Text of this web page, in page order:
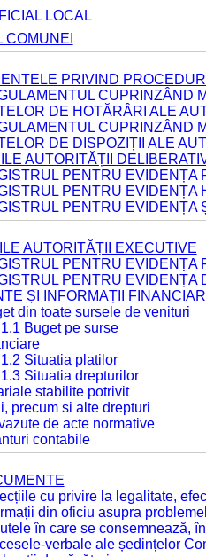
LOCAL
COMUNEI
PRIVIND
CUPRINZÂND
DE HOTĂRÂRI ALE
CUPRINZÂND
DE DISPOZIȚII ALE
AUTORITĂȚII
PENTRU EVIDENȚA
PENTRU EVIDENȚA
PENTRU EVIDENȚA
AUTORITĂȚII EXECUTIVE
PENTRU EVIDENȚA
PENTRU EVIDENȚA
ȘI INFORMAȚII
din toate sursele de venituri
Buget pe surse
Situatia platilor
Situatia drepturilor
stabilite potrivit
precum si alte drepturi
de acte normative
contabile
cu privire la legalitate,
din oficiu asupra
în care se consemnează,
verbale ale ședințelor